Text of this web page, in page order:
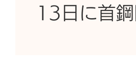
13日に首